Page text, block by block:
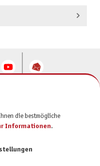
die bestmögliche
Informationen.